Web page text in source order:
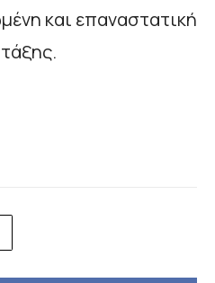
και επαναστατική